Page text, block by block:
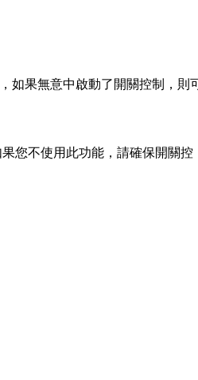
如果無意中啟動了開關控制，則可
您不使用此功能，請確保開關控